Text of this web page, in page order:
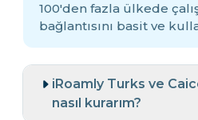
100'den fazla ülkede
bağlantısını basit ve
iRoamly Turks ve
nasıl kurarım?